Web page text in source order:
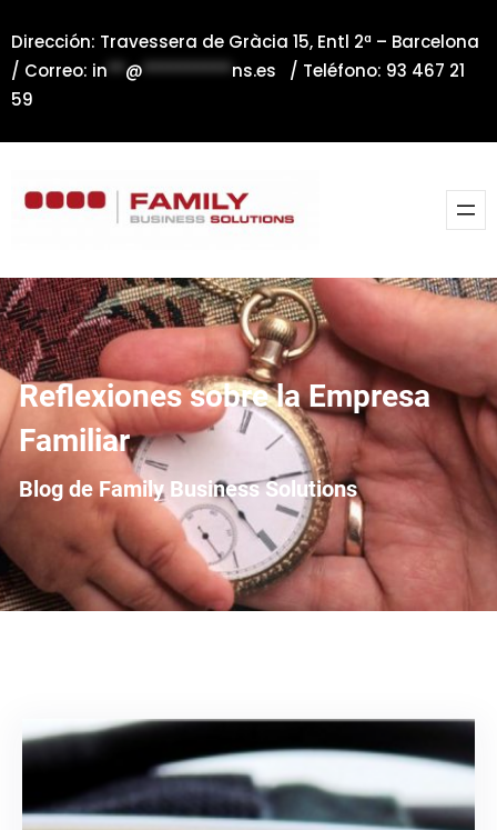
al
contenido
Dirección: Travessera de Gràcia 15, Entl 2ª – Barcelona
/ Correo: in**@**********ns.es / Teléfono: 93 467 21
59
Reflexiones sobre la Empresa
Familiar
Blog de Family Business Solutions